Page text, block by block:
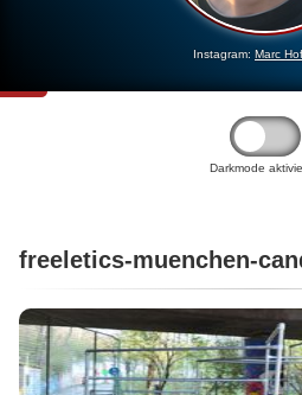
Instagram: Marc
Darkmode
freeletics-muenchen-